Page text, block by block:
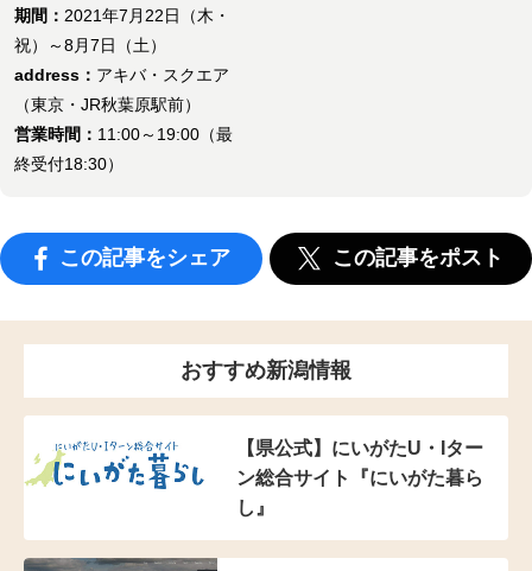
期間： 2021年7月22日（木・
祝）～8月7日（土）
address： アキバ・スクエア
（東京・JR秋葉原駅前）
営業時間： 11:00～19:00（最
終受付18:30）
この記事をシェア この記事をポスト
おすすめ新潟情報
【県公式】にいがたU・Iター
ン総合サイト『にいがた暮ら
し』